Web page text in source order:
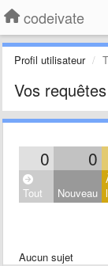
codeivate
Profil utilisateur
Vos
0 0
Tout Nouveau
Aucun sujet